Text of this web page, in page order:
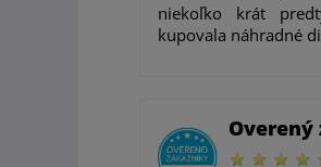
niekoľko krát
kupovala náhradné
Overený